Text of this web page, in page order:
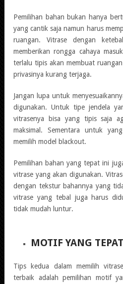
Pemilihan bahan bukan hanya
yang cantik saja namun harus
ruangan. Vitrase dengan
memberikan rongga cahaya
terlalu tipis akan membuat
privasinya kurang terjaga.
Jangan lupa untuk
digunakan. Untuk tipe jendela
vitrasenya bisa yang tipis saja
maksimal. Sementara untuk
memilih model blackout.
Pemilihan bahan yang tepat ini
vitrase yang akan digunakan.
dengan tekstur bahannya yang
vitrase yang tebal juga harus
tidak mudah luntur.
MOTIF YANG TEPAT
Tips kedua dalam memilih
terbaik adalah pemilihan motif